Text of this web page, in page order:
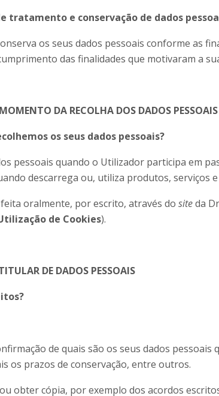
tratamento e conservação de dados
os seus dados pessoais conforme as
das finalidades que motivaram a
DA RECOLHA DOS DADOS PESSOAIS
os seus dados pessoais?
pessoais quando o Utilizador participa em
descarrega ou, utiliza produtos, serviços
oralmente, por escrito, através do siteda
de Cookies).
DE DADOS PESSOAIS
de quais são os seus dados
os prazos de conservação, entre outros.
obter cópia, por exemplo dos acordos